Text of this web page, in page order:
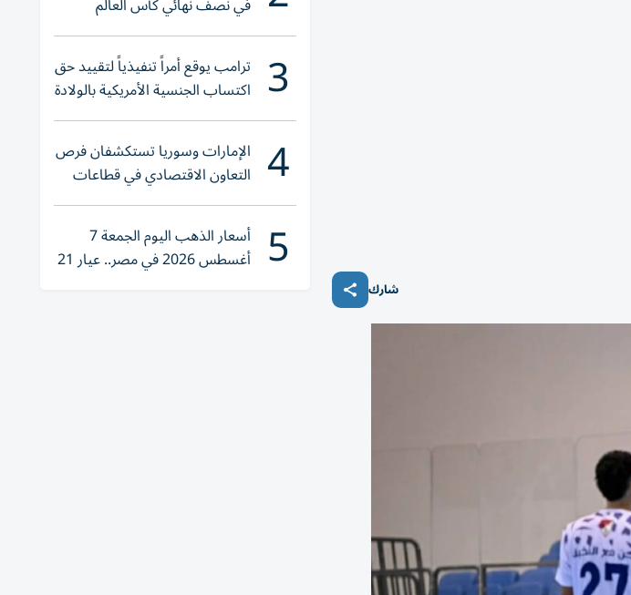
شارك
لناشئات اليد 2026
3 ترامب يوقع أمراً تنفيذياً لتقييد حق
اكتساب الجنسية الأمريكية بالولادة
4 الإمارات وسوريا تستكشفان فرص
التعاون الاقتصادي في قطاعات
حيوية
5 أسعار الذهب اليوم الجمعة 7
أغسطس 2026 في مصر.. عيار 21